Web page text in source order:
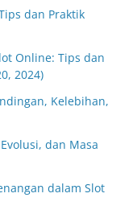
dan Praktik
Online: Tips dan
2024)
Kelebihan,
dan Masa
dalam Slot